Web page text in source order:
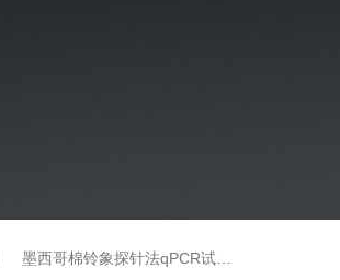
墨西哥棉铃象探针法qPCR试剂盒（不含内参）